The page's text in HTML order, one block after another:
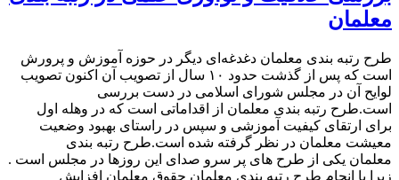
معلمان
​طرح رتبه بندی معلمان دغدغه‌ای دیگر در حوزه آموزش و پرورش
است که پس از گذشت حدود ۱۰ سال از تصویب آن اکنون تصویب
لوایح آن در مجلس شورای اسلامی در دست بررسی
است.طرح رتبه بندی معلمان از اقداماتی است که در وهله اول
برای ارتقای کیفیت آموزشی و سپس در راستای بهبود وضعیت
معیشت معلمان در نظر گرفته شده است.طرح رتبه بندی
معلمان یکی از طرح های پر سرو صدای این روزها در مجلس است .
زیرا با انجام طرح رتبه بندی معلمان حقوق معلمان افزایش